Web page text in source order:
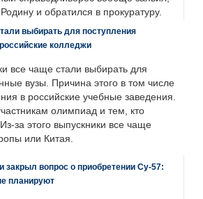
и обратился в прокуратуру.
выбирать для поступления
колледжи
все чаще стали выбирать для
вузы. Причина этого в том числе
в российские учебные заведения.
олимпиад и тем, кто
за этого выпускники все чаще
или Китая.
закрыл вопрос о приобретении Су-57:
планируют